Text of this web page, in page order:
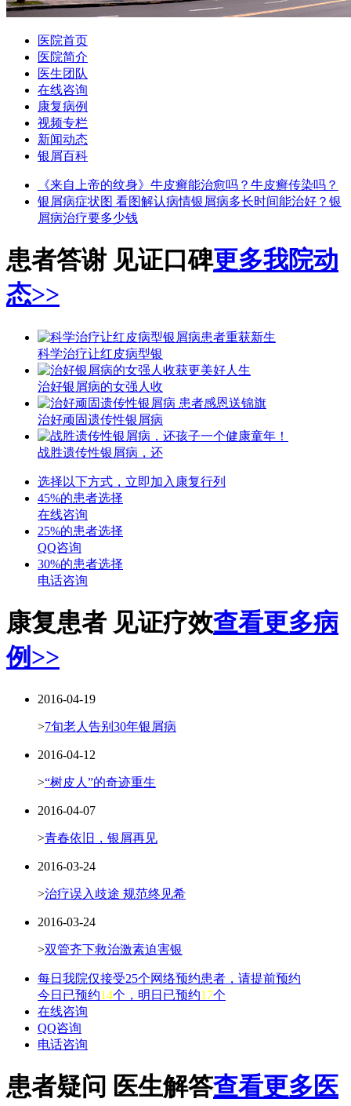
医院首页
医院简介
医生团队
在线咨询
康复病例
视频专栏
新闻动态
银屑百科
《来自上帝的纹身》 牛皮癣能治愈吗？ 牛皮癣传染吗？
银屑病症状图 看图解认病情银屑病多长时间能治好？ 银
屑病治疗要多少钱
患者答谢 见证口碑更多我院动
态>>
科学治疗让红皮病型银
治好银屑病的女强人收
治好顽固遗传性银屑病
战胜遗传性银屑病，还
选择以下方式，立即加入康复行列
45%的患者选择
在线咨询
25%的患者选择
QQ咨询
30%的患者选择
电话咨询
康复患者 见证疗效查看更多病
例>>
2016-04-19
>7旬老人告别30年银屑病
2016-04-12
>“树皮人”的奇迹重生
2016-04-07
>青春依旧，银屑再见
2016-03-24
>治疗误入歧途 规范终见希
2016-03-24
>双管齐下救治激素迫害银
每日我院仅接受25个网络预约患者，请提前预约
今日已预约14个，明日已预约17个
在线咨询
QQ咨询
电话咨询
患者疑问 医生解答查看更多医